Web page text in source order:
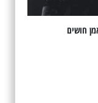
חושים